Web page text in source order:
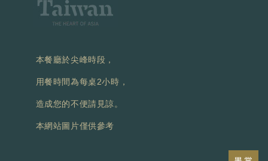
本餐廳於尖峰時段，
用餐時間為每桌2小時，
造成您的不便請見諒。
本網站圖片僅供參考